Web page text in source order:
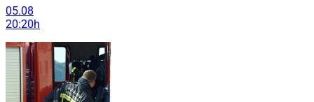
05.08
20:20h